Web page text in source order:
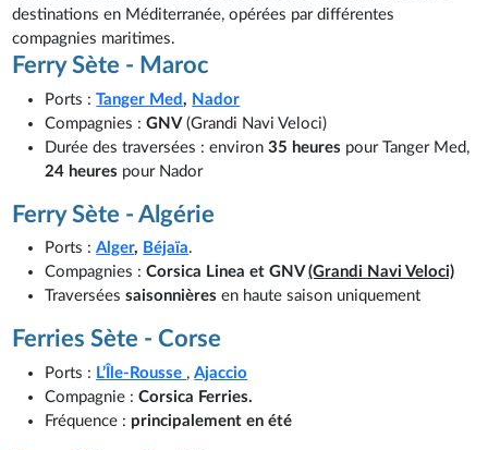
destinations en Méditerranée, opérées par différentes
compagnies maritimes.
Ferry Sète - Maroc
Ports :Tanger Med, Nador
Compagnies :GNV(Grandi Navi Veloci)
Durée des traversées : environ35 heures pour Tanger Med,
24 heures pour Nador
Ferry Sète - Algérie
Ports :Alger, Béjaïa.
Compagnies :Corsica Linea et GNV(Grandi Navi Veloci)
Traverséessaisonnièresen haute saison uniquement
Ferries Sète - Corse
Ports : L’Île-Rousse ,Ajaccio
Compagnie :Corsica Ferries.
Fréquence : principalement en été